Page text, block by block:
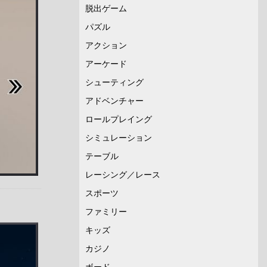
脱出ゲーム
パズル
アクション
アーケード
シューティング
アドベンチャー
ロールプレイング
シミュレーション
テーブル
レーシング／レース
スポーツ
ファミリー
キッズ
カジノ